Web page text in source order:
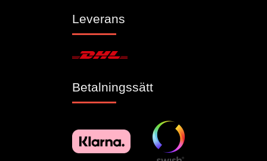
Leverans
Betalningssätt